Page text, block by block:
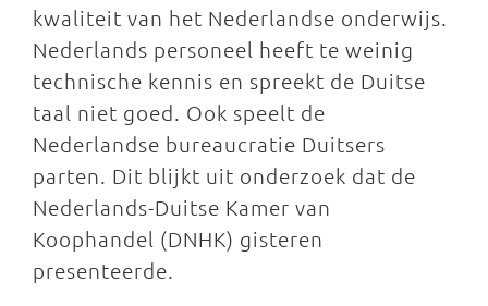
kwaliteit van het Nederlandse onderwijs.
Nederlands personeel heeft te weinig
technische kennis en spreekt de Duitse
taal niet goed. Ook speelt de
Nederlandse bureaucratie Duitsers
parten. Dit blijkt uit onderzoek dat de
Nederlands-Duitse Kamer van
Koophandel (DNHK) gisteren
presenteerde.